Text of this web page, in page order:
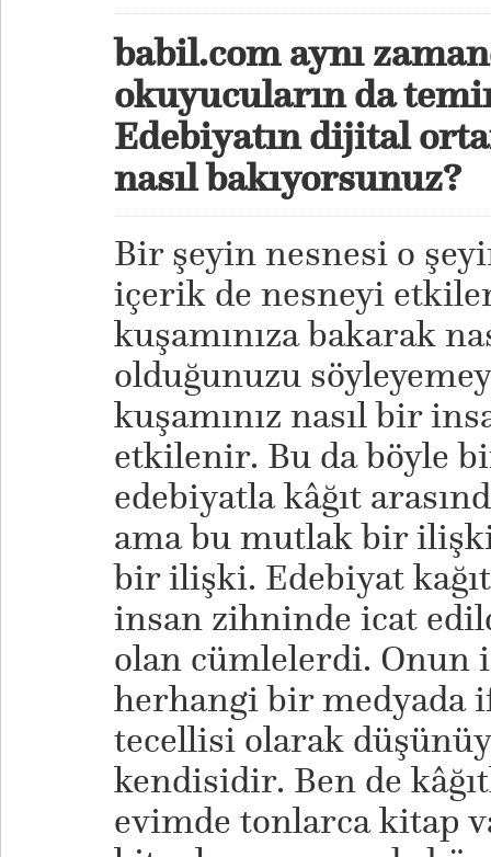
babil.com aynı
okuyucuların da
Edebiyatın dijital
nasıl bakıyorsunuz?
Bir şeyin nesnesi o
içerik de nesneyi
kuşamınıza bakarak
olduğunuzu
kuşamınız nasıl bir
etkilenir. Bu da böyle
edebiyatla kâğıt
ama bu mutlak bir
bir ilişki. Edebiyat
insan zihninde icat
olan cümlelerdi. Onun
herhangi bir medyada
tecellisi olarak
kendisidir. Ben de
evimde tonlarca kitap